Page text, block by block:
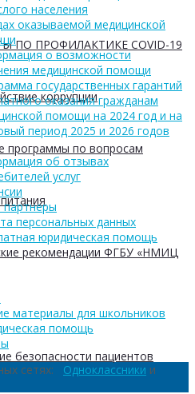
ПО ПРОФИЛАКТИКЕ COVID-19
коррупции
программы по вопросам
рекомендации ФГБУ «НМИЦ
безопасности пациентов
населения
оказываемой медицинской
о возможности
медицинской помощи
государственных гарантий
оказания гражданам
помощи на 2024 год и на
период 2025 и 2026 годов
об отзывах
услуг
персональных данных
юридическая помощь
материалы для школьников
помощь
сетях: Одноклассники и